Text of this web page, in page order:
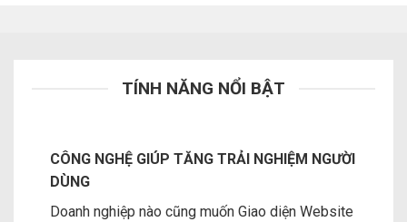
TÍNH NĂNG NỔI BẬT
CÔNG NGHỆ GIÚP TĂNG TRẢI NGHIỆM NGƯỜI
DÙNG
Doanh nghiệp nào cũng muốn Giao diện Website